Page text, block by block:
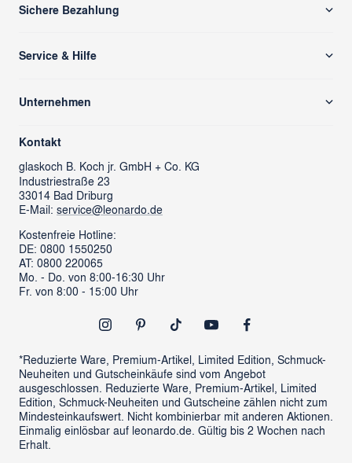
Sichere Bezahlung
Unternehmen
Über uns
LEONARDO News
Karriere
Verantwortung
ProSales Gastronomie
LIVING Möbel
Newsletter
Service & Hilfe
Kontaktformular
Ansprechpartner & Presse
LEONARDO Firmengeschenke
FAQs
Händlersuche
Retoure anmelden
Vertrag widerrufen
Kontakt
glaskoch B. Koch jr. GmbH + Co. KG
Industriestraße 23
33014 Bad Driburg
E-Mail: service@leonardo.de
Kostenfreie Hotline:
DE: 0800 1550250
AT: 0800 220065
Mo. - Do. von 8:00-16:30 Uhr
Fr. von 8:00 - 15:00 Uhr
*Reduzierte Ware, Premium-Artikel, Limited Edition, Schmuck-
Neuheiten und Gutscheinkäufe sind vom Angebot
ausgeschlossen. Reduzierte Ware, Premium-Artikel, Limited
Edition, Schmuck-Neuheiten und Gutscheine zählen nicht zum
Mindesteinkaufswert. Nicht kombinierbar mit anderen Aktionen.
Einmalig einlösbar auf leonardo.de. Gültig bis 2 Wochen nach
Erhalt.